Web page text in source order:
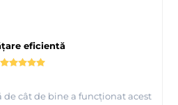
eficientă
cât de bine a funcționat acest